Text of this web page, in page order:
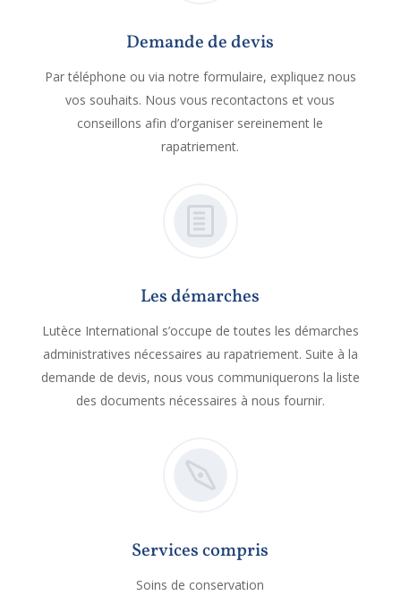
Demande de devis
Par téléphone ou via notre formulaire, expliquez nous
vos souhaits. Nous vous recontactons et vous
conseillons afin d’organiser sereinement le
rapatriement.
Les démarches
Lutèce International s’occupe de toutes les démarches
administratives nécessaires au rapatriement. Suite à la
demande de devis, nous vous communiquerons la liste
des documents nécessaires à nous fournir.
Services compris
Soins de conservation